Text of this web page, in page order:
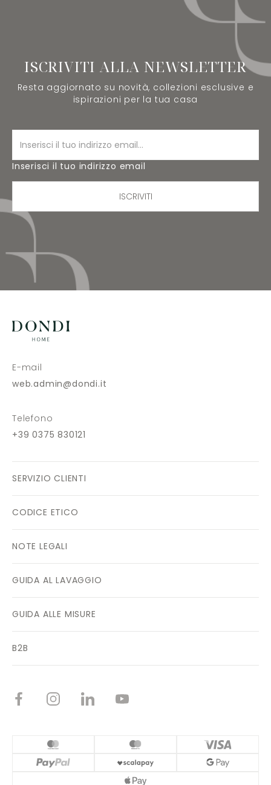
ISCRIVITI ALLA NEWSLETTER
Resta aggiornato su novità, collezioni esclusive e
ispirazioni per la tua casa
Inserisci il tuo indirizzo email
ISCRIVITI
E-mail
web.admin@dondi.it
Telefono
+39 0375 830121
SERVIZIO CLIENTI
CODICE ETICO
NOTE LEGALI
GUIDA AL LAVAGGIO
GUIDA ALLE MISURE
B2B